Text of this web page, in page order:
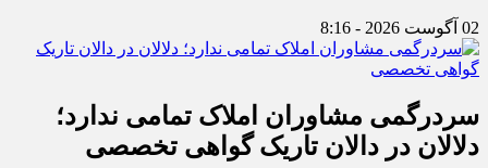
02 آگوست 2026 - 8:16
سردرگمی مشاوران املاک تمامی ندارد؛
دلالان در دالان تاریک گواهی تخصصی